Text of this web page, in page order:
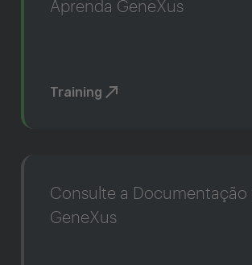
Aprenda GeneXus
Training
Consulte a Documentação
GeneXus